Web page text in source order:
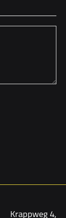
Krappweg 4,